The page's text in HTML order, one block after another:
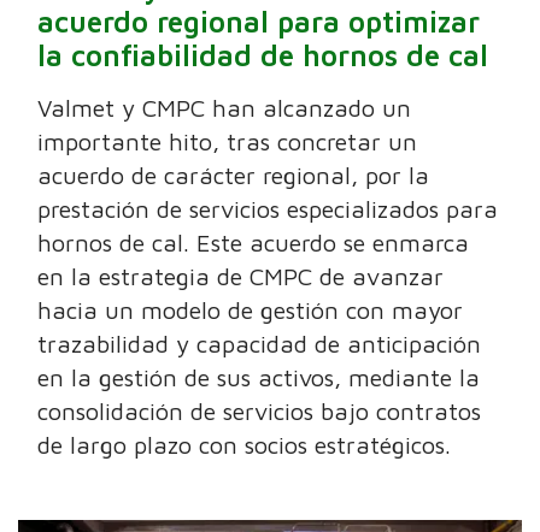
acuerdo regional para optimizar
la confiabilidad de hornos de cal
Valmet y CMPC han alcanzado un
importante hito, tras concretar un
acuerdo de carácter regional, por la
prestación de servicios especializados para
hornos de cal. Este acuerdo se enmarca
en la estrategia de CMPC de avanzar
hacia un modelo de gestión con mayor
trazabilidad y capacidad de anticipación
en la gestión de sus activos, mediante la
consolidación de servicios bajo contratos
de largo plazo con socios estratégicos.